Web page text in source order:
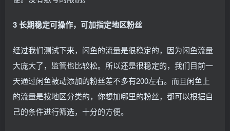
3 长期稳定可操作，可加指定地区粉丝
经过我们测试下来，闲鱼的流量是很稳定的，因为闲鱼流量
大庞大了，监管也比较松。所以还是很稳定的，我们目前一
天通过闲鱼被动添加的粉丝差不多有200左右。而且闲鱼上
的流量是按地区分类的，你想加哪里的粉丝，都可以根据自
己的条件进行筛选，十分的方便。